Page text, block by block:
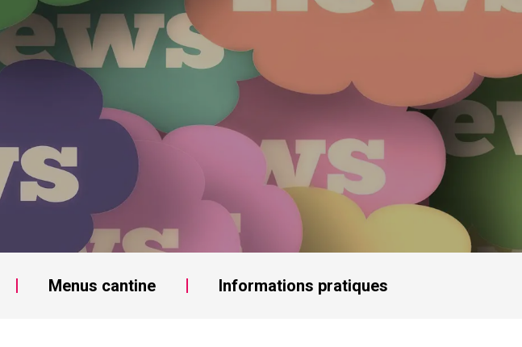
Menus cantine Informations pratiques